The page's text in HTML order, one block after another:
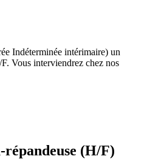
Indéterminée intérimaire) un
Vous interviendrez chez nos
(H/F)